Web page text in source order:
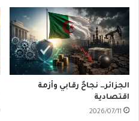
الجزائر… نجاحٌ رقابي وأزمة
اقتصادية
2026/07/11